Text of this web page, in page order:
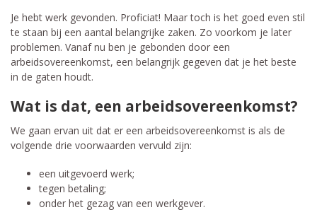
Je hebt werk gevonden. Proficiat! Maar toch is het goed even stil
te staan bij een aantal belangrijke zaken. Zo voorkom je later
problemen. Vanaf nu ben je gebonden door een
arbeidsovereenkomst, een belangrijk gegeven dat je het beste
in de gaten houdt.
Wat is dat, een arbeidsovereenkomst?
We gaan ervan uit dat er een arbeidsovereenkomst is als de
volgende drie voorwaarden vervuld zijn:
een uitgevoerd werk;
tegen betaling;
onder het gezag van een werkgever.